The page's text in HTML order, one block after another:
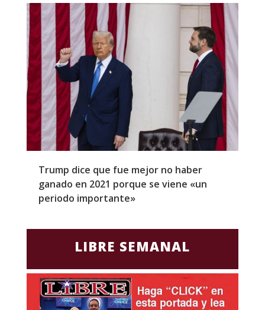
Trump dice que fue mejor no haber
ganado en 2021 porque se viene «un
periodo importante»
LIBRE SEMANAL